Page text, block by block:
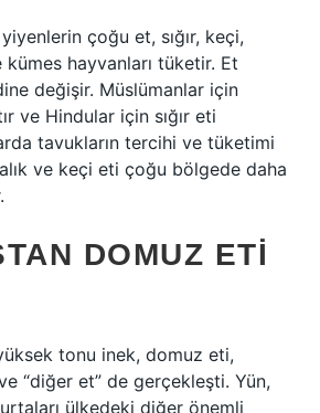
çoğu et, sığır, keçi,
hayvanları tüketir. Et
değişir. Müslümanlar için
ve Hindular için sığır eti
tavukların tercihi ve tüketimi
ve keçi eti çoğu bölgede daha
DOMUZ ETI
tonu inek, domuz eti,
“diğer et” de gerçekleşti. Yün,
ülkedeki diğer önemli